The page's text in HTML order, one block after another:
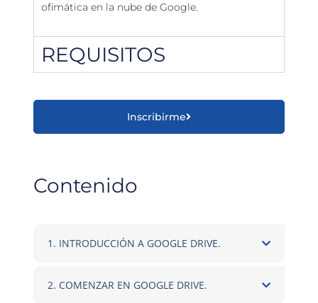
ofimática en la nube de Google.
REQUISITOS
Inscribirme
Contenido
1. INTRODUCCIÓN A GOOGLE DRIVE.
2. COMENZAR EN GOOGLE DRIVE.